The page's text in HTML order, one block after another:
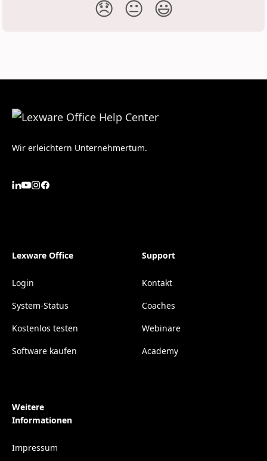
😞 😐 😃
Wir erleichtern Unternehmertum.
Lexware Office
Login
System-Status
Kostenlos testen
Software kaufen
Support
Kontakt
Coaches
Webinare
Academy
Weitere
Informationen
Impressum